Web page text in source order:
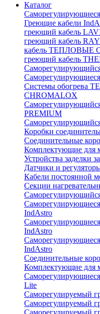
Каталог
Греющие кабели
греющий кабель
греющий кабель
кабель
греющий кабель
Системы обогрева
CHROMALOX
PREMIUM
Коробки
Соединительные
Комплектующие для
Устройства заделки
Датчики и
Кабели постоянной
Секции
IndAstro
IndAstro
IndAstro
Соединительные
Комплектующие для
Lite
Саморегулируемый
Саморегулируемый
Саморегулируемый